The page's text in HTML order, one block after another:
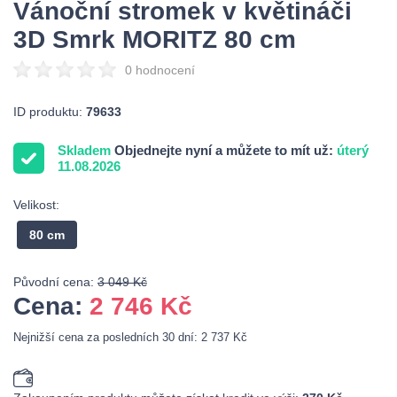
Vánoční stromek v květináči
3D Smrk MORITZ 80 cm
0 hodnocení
ID produktu: 79633
Skladem Objednejte nyní a můžete to mít už: úterý
11.08.2026
Velikost:
80 cm
Původní cena: 3 049 Kč
Cena: 2 746 Kč
Nejnižší cena za posledních 30 dní: 2 737 Kč